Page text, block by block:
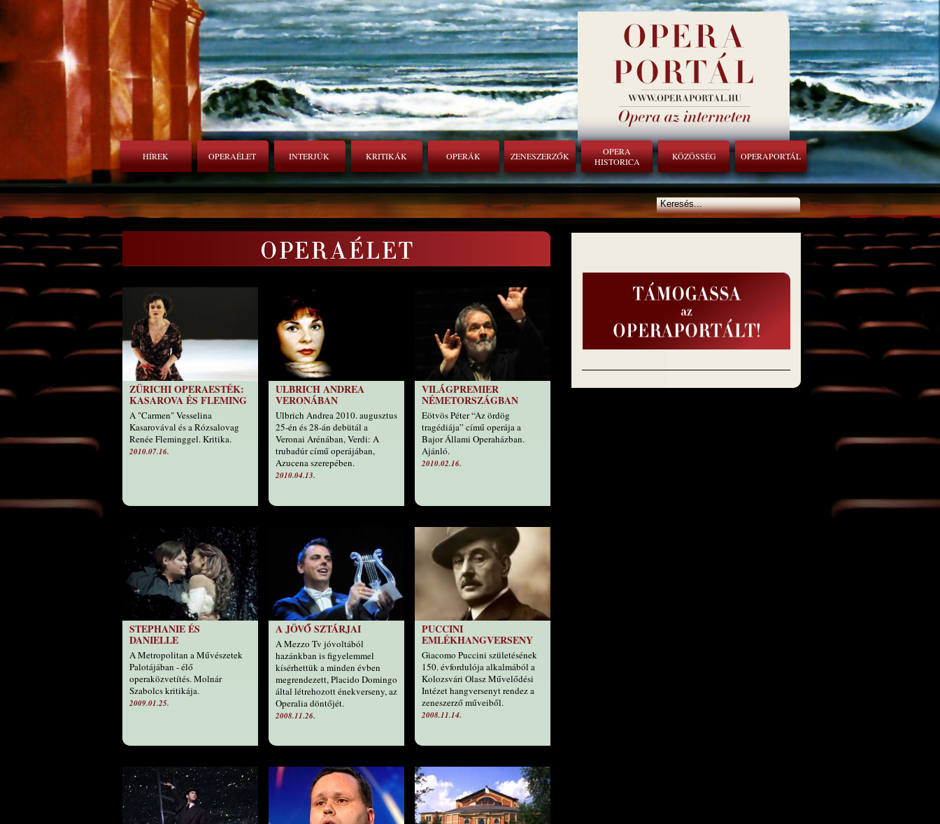
HÍREK OPERAÉLET INTERJÚK KRITIKÁK OPERÁK ZENESZERZŐK
OPERA
HISTORICA
KÖZÖSSÉG OPERAPORTÁL
ZÜRICHI OPERAESTÉK:
KASAROVA ÉS FLEMING
A "Carmen" Vesselina
Kasarovával és a Rózsalovag
Renée Fleminggel. Kritika.
2010.07.16.
ULBRICH ANDREA
VERONÁBAN
Ulbrich Andrea 2010. augusztus
25-én és 28-án debütál a
Veronai Arénában, Verdi: A
trubadúr című operájában,
Azucena szerepében.
2010.04.13.
VILÁGPREMIER
NÉMETORSZÁGBAN
Eötvös Péter “Az ördög
tragédiája” című operája a
Bajor Állami Operaházban.
Ajánló.
2010.02.16.
STEPHANIE ÉS
DANIELLE
A Metropolitan a Művészetek
Palotájában - élő
operaközvetítés. Molnár
Szabolcs kritikája.
2009.01.25.
A JÖVŐ SZTÁRJAI
A Mezzo Tv jóvoltából
hazánkban is figyelemmel
kísérhettük a minden évben
megrendezett, Placido Domingo
által létrehozott énekverseny, az
Operalia döntőjét.
2008.11.26.
PUCCINI
EMLÉKHANGVERSENY
Giacomo Puccini születésének
150. évfordulója alkalmából a
Kolozsvári Olasz Művelődési
Intézet hangversenyt rendez a
zeneszerző műveiből.
2008.11.14.